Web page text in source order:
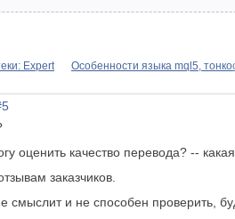
Expert Особенности языка mql5,
оценить качество перевода? --
заказчиков.
смыслит и не способен проверить,